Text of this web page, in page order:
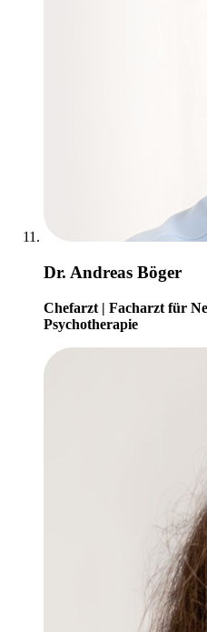
Dr. Andreas Böger
Chefarzt | Facharzt für
Psychotherapie